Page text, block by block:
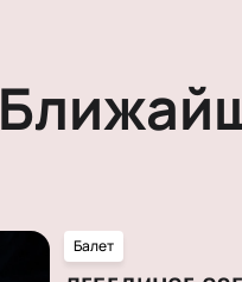
Балет